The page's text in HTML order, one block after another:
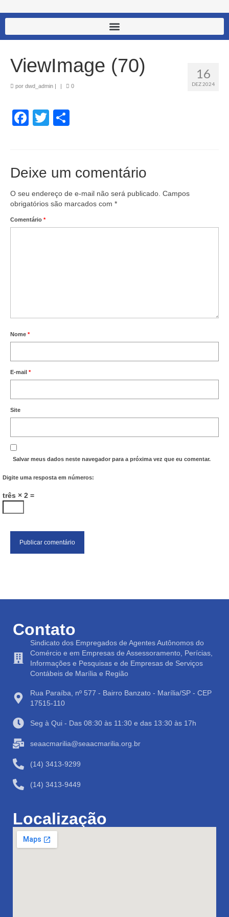
16
DEZ 2024
ViewImage (70)
por dwd_admin 0
Facebook
Twitter
Deixe um comentário
O seu endereço de e-mail não será publicado. Campos
obrigatórios são marcados com *
Comentário *
Nome *
E-mail *
Site
Salvar meus dados neste navegador para a próxima vez que eu comentar.
Digite uma resposta em números:
três × 2 =
Contato
Sindicato dos Empregados de Agentes Autônomos do
Comércio e em Empresas de Assessoramento, Perícias,
Informações e Pesquisas e de Empresas de Serviços
Contábeis de Marília e Região
Rua Paraíba, nº 577 - Bairro Banzato - Marília/SP - CEP
17515-110
Seg à Qui - Das 08:30 às 11:30 e das 13:30 às 17h
seaacmarilia@seaacmarilia.org.br
(14) 3413-9299
(14) 3413-9449
Localização